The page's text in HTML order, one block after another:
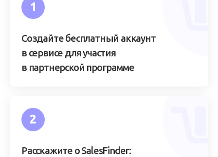
1
Создайте бесплатный аккаунт
в сервисе для участия
в партнерской программе
2
Расскажите о SalesFinder: